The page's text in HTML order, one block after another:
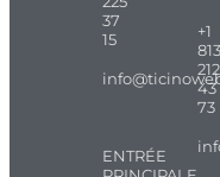
37
15
ENTRÉE
+1
813
212
43
73